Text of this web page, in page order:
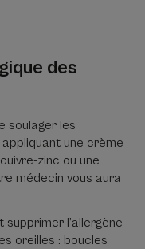
des
soulager les
une crème
zinc ou une
médecin vous aura
l’allergène
oreilles : boucles